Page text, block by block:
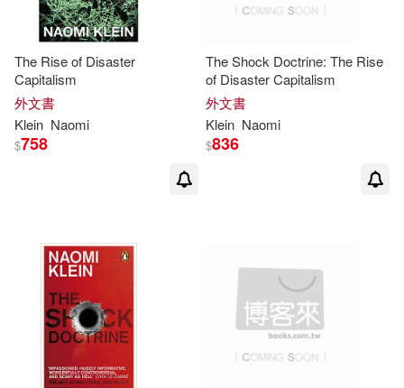
The Rise of Disaster
Capitalism
外文書
Klein Naomi
$758
The Shock Doctrine: The Rise
of Disaster Capitalism
外文書
Klein Naomi
$836